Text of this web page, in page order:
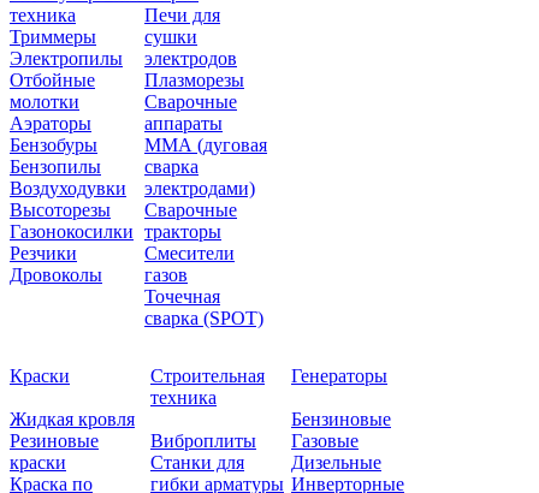
техника
Триммеры
Электропилы
Отбойные
молотки
Аэраторы
Бензобуры
Бензопилы
Воздуходувки
Высоторезы
Газонокосилки
Резчики
Дровоколы
Печи для
сушки
электродов
Плазморезы
Сварочные
аппараты
ММА (дуговая
сварка
электродами)
Сварочные
тракторы
Смесители
газов
Точечная
сварка (SPOT)
Краски
Жидкая кровля
Резиновые
краски
Краска по
Строительная
техника
Виброплиты
Станки для
гибки арматуры
Генераторы
Бензиновые
Газовые
Дизельные
Инверторные